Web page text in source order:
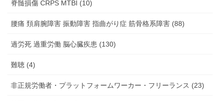
脊髄損傷 CRPS MTBI (10)
腰痛 頚肩腕障害 振動障害 指曲がり症 筋骨格系障害 (88)
過労死 過重労働 脳心臓疾患 (130)
難聴 (4)
非正規労働者・プラットフォームワーカー・フリーランス (23)